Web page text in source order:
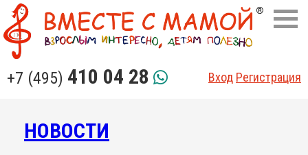
+7 (495) 410 04 28 Вход Регистрация
НОВОСТИ